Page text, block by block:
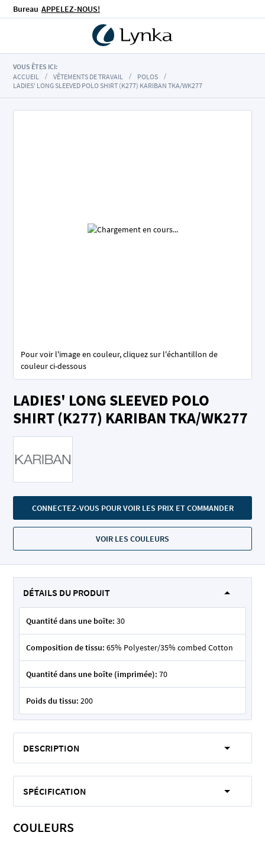
Bureau APPELEZ-NOUS!
VOUS ÊTES ICI:
ACCUEIL
VÊTEMENTS DE TRAVAIL
POLOS
LADIES' LONG SLEEVED POLO SHIRT (K277) KARIBAN TKA/WK277
LADIES' LONG SLEEVED POLO
SHIRT (K277) KARIBAN TKA/WK277
CONNECTEZ-VOUS POUR VOIR LES PRIX ET COMMANDER
VOIR LES COULEURS
Pour voir l'image en couleur, cliquez sur l'échantillon de
couleur ci-dessous
to
the
beginning
images
gallery
DÉTAILS DU PRODUIT
Quantité dans une boîte: 30
Composition de tissu: 65% Polyester/35% combed Cotton
Quantité dans une boîte (imprimée): 70
Poids du tissu: 200
DESCRIPTION
SPÉCIFICATION
COULEURS